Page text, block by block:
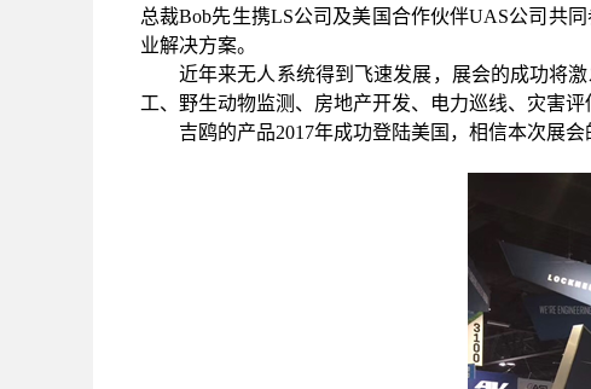
总裁Bob先生携LS公司及美国合作伙伴UAS公司共
业解决方案。
近年来无人系统得到飞速发展，展会的成功将
工、野生动物监测、房地产开发、电力巡线、灾害评
吉鸥的产品2017年成功登陆美国，相信本次展会